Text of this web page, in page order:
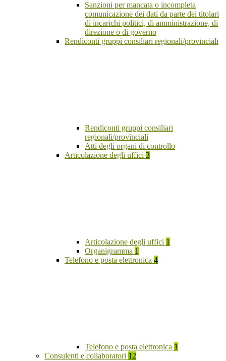
Sanzioni per mancata o incompleta
comunicazione dei dati da parte dei titolari
di incarichi politici, di amministrazione, di
direzione o di governo
Rendiconti gruppi consiliari regionali/provinciali
Rendiconti gruppi consiliari
regionali/provinciali
Atti degli organi di controllo
Articolazione degli uffici 3
Articolazione degli uffici 1
Organigramma 1
Telefono e posta elettronica 4
Telefono e posta elettronica 1
Consulenti e collaboratori 12